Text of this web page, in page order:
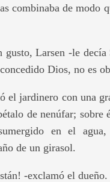
combinaba de modo
gusto, Larsen -le
Dios, no es
el jardinero con una
de nenúfar; sobre
en el
de un girasol.
-exclamó el dueño.